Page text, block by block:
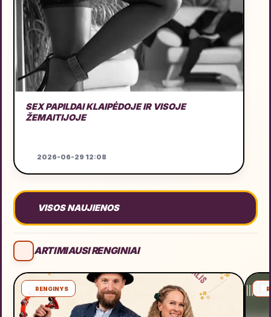
SEX PAPILDAI KLAIPĖDOJE IR VISOJE
ŽEMAITIJOJE
2026-06-29 12:08
VISOS NAUJIENOS
ARTIMIAUSI RENGINIAI
RENGINYS